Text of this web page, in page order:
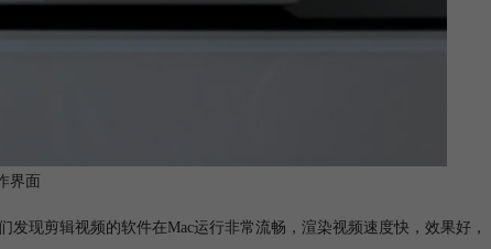
界面
现剪辑视频的软件在Mac运行非常流畅，渲染视频速度快，效果好，